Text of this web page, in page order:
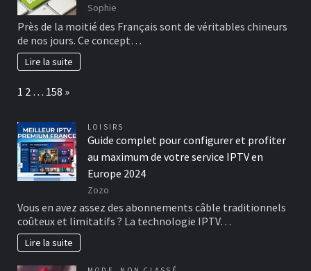
Sophie
Près de la moitié des Français sont de véritables chineurs
de nos jours. Ce concept…
Lire la suite
Page:
1 2 … 158 Next
»
LOISIRS
Guide complet pour configurer et profiter
au maximum de votre service IPTV en
Europe 2024
Zozo
Vous en avez assez des abonnements câble traditionnels
coûteux et limitatifs ? La technologie IPTV…
Lire la suite